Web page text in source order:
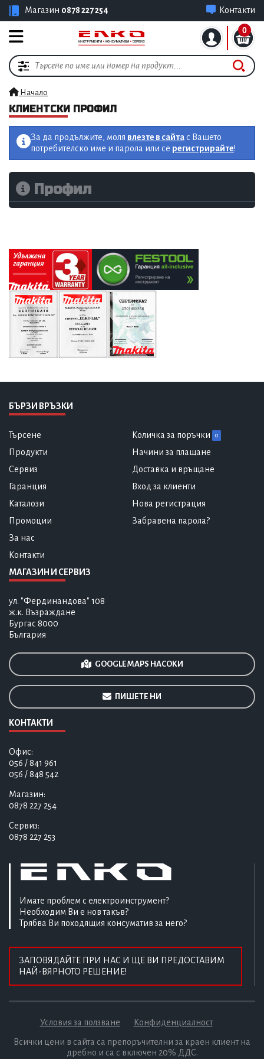
Магазин 0878 227 254 Контакти
0
Начало
Профил
КЛИЕНТСКИ ПРОФИЛ
За да продължите, моля влезте в сайтас Вашето
потребителско име и парола или се регистрирайте!
Имате проблем с електроинструмент?
Необходим Ви е нов такъв?
Трябва Ви походящия консуматив за него?
ЗАПОВЯДАЙТЕ ПРИ НАС И ЩЕ ВИ ПРЕДОСТАВИМ
НАЙ-ВЯРНОТО РЕШЕНИЕ!
БЪРЗИ ВРЪЗКИ
Търсене
Продукти
Сервиз
Гаранция
Каталози
Промоции
За нас
Контакти
Количка за поръчки 0
Начини за плащане
Доставка и връщане
Вход за клиенти
Нова регистрация
Забравена парола?
МАГАЗИН И СЕРВИЗ
ул. "Фердинандова" 108
ж.к. Възраждане
Бургас 8000
България
GOOGLE MAPS НАСОКИ
ПИШЕТЕ НИ
КОНТАКТИ
Офис:
056 / 841 961
056 / 848 542
Магазин:
0878 227 254
Сервиз:
0878 227 253
Условия за ползване Конфиденциалност
Всички цени в сайта са препоръчителни за краен клиент на
дребно и са с включен 20% ДДС.